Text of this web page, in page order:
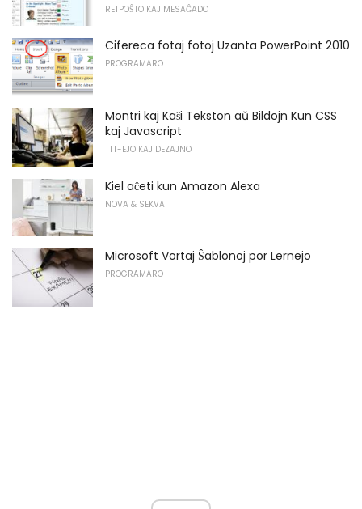
RETPOŜTO KAJ MESAĜADO
Cifereca fotaj fotoj Uzanta PowerPoint 2010
PROGRAMARO
Montri kaj Kaŝi Tekston aŭ Bildojn Kun CSS
kaj Javascript
TTT-EJO KAJ DEZAJNO
Kiel aĉeti kun Amazon Alexa
NOVA & SEKVA
Microsoft Vortaj Ŝablonoj por Lernejo
PROGRAMARO